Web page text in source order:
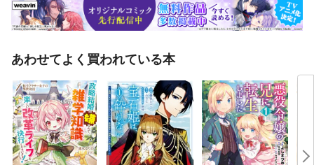
あわせてよく買われている本